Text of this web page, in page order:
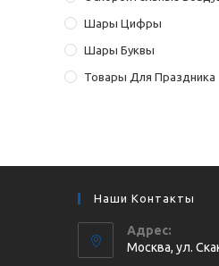
Шары Цифры
Шары Буквы
Товары Для Праздника
Наши Контакты
Адрес:
Москва, ул.